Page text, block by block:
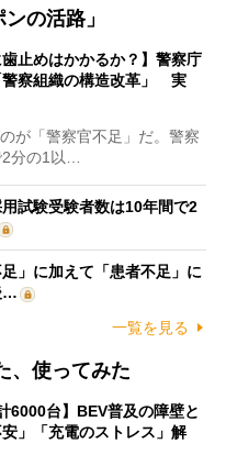
の活路」
歯止めはかかるか？】警察庁
警察組織の構造改革」 実
が「警察官不足」だ。警察
2分の1以…
試験受験者数は10年間で2
」に加えて「患者不足」に
…
一覧を見る
、使ってみた
6000台】BEV普及の障壁と
」「充電のストレス」解